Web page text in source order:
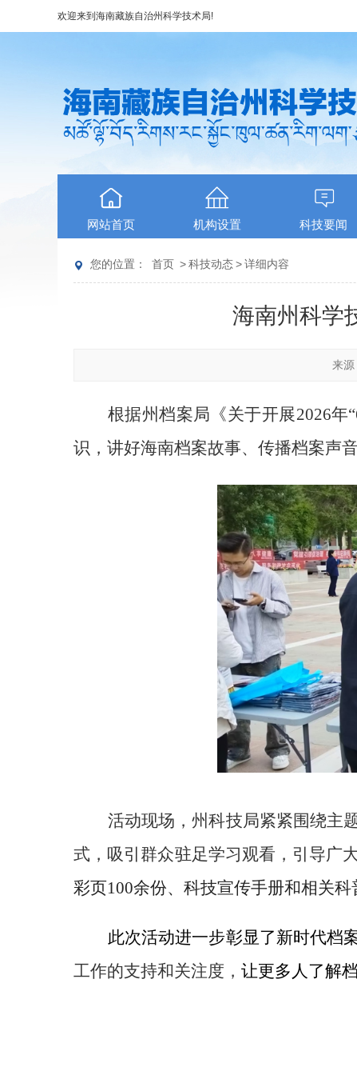
欢迎来到 海南藏族自治州科学技术局!
网站首页 机构设置 科技要闻
您的位置： 首页 >科技动态>详细内容
海南州科学
来源
根据州档案局《关于开展2026年
识，讲好海南档案故事、传播档案声音
活动现场，州科技局紧紧围绕主
式， 吸引群众驻足学习观看，引导广
彩页100余份、 科技宣传手册和相关科
此次活动进一步彰显了新时代档
工作的支持和关注度， 让更多人了解